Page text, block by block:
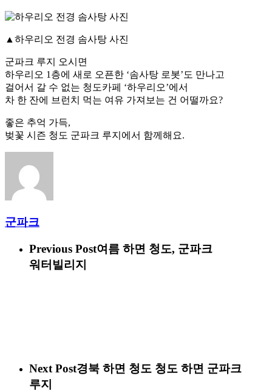
▲하우리오 전경 솜사탕 사진
군파크 루지 오시면
하우리오 1층에 새로 오픈한 ‘솜사탕 로봇’도 만나고
걸어서 갈 수 없는 청도카페 ‘하우리오’에서
차 한 잔에 브런치 먹는 여유 가져보는 건 어떨까요?
좋은 추억 가득,
벚꽃 시즌 청도 군파크 루지에서 함께해요.
군파크
Previous Post여름 하면 청도, 군파크
워터빌리지
Next Post경북 하면 청도 청도 하면 군파크
루지